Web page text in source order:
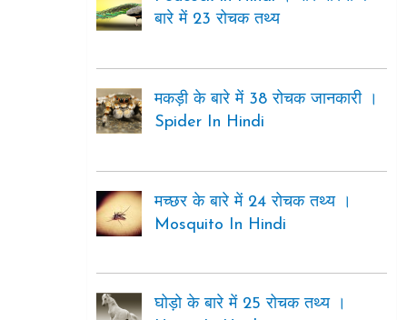
बारे में 23 रोचक तथ्य
मकड़ी के बारे में 38 रोचक जानकारी ।
Spider In Hindi
मच्छर के बारे में 24 रोचक तथ्य ।
Mosquito In Hindi
घोड़ो के बारे में 25 रोचक तथ्य ।